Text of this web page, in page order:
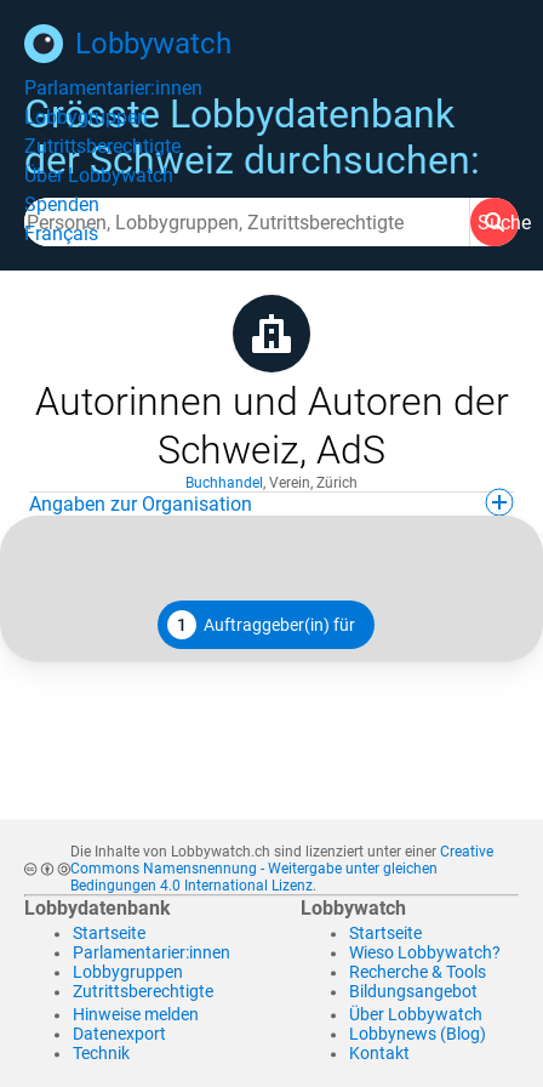
Lobbywatch
Parlamentarier:innen
Lobbygruppen
Zutrittsberechtigte
Über Lobbywatch
Spenden
Français
Grösste Lobbydatenbank
der Schweiz durchsuchen:
Suche
Autorinnen und Autoren der
Schweiz, AdS
Buchhandel , Verein, Zürich
Angaben zur Organisation
1 Auftraggeber(in) für
Die Inhalte von Lobbywatch.ch sind lizenziert unter einer Creative
Commons Namensnennung - Weitergabe unter gleichen
Bedingungen 4.0 International Lizenz.
Lobbydatenbank
Startseite
Parlamentarier:innen
Lobbygruppen
Zutrittsberechtigte
Hinweise melden
Datenexport
Technik
Lobbywatch
Startseite
Wieso Lobbywatch?
Recherche & Tools
Bildungsangebot
Über Lobbywatch
Lobbynews (Blog)
Kontakt